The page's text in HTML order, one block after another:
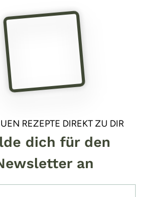
REZEPTE DIREKT ZU DIR
dich für den
an